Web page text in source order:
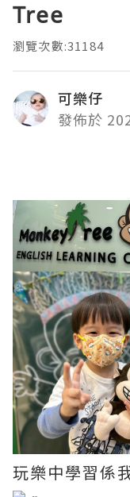
Tree
瀏覽次數:31184
可樂仔
發佈於
玩樂中學習係